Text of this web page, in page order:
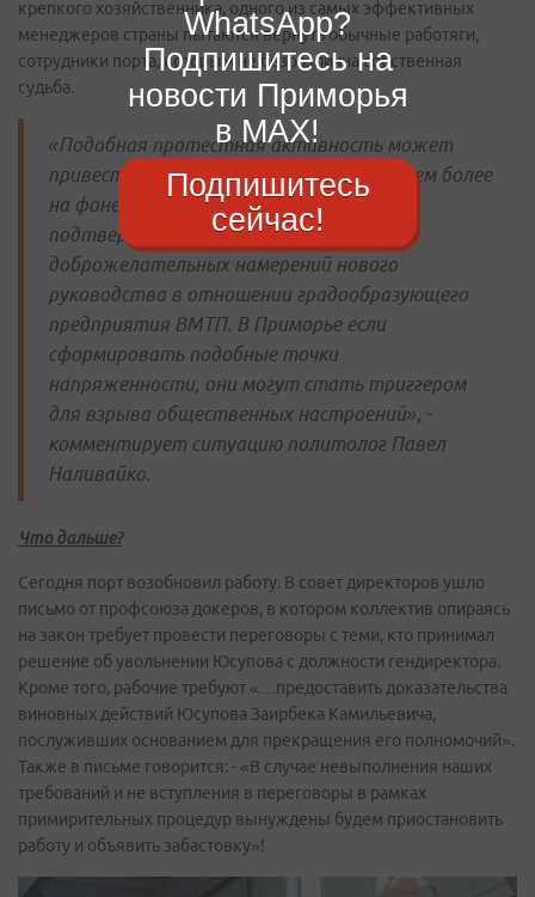
крепкого хозяйственника, одного из самых эффективных
менеджеров страны пытаются вернуть обычные работяги,
сотрудники порта, которым не безразлична собственная
судьба.
«Подобная протестная активность может
привести к коллапсу на предприятии, тем более
на фоне слухов, которые частично
подтверждаются в части не совсем
доброжелательных намерений нового
руководства в отношении градообразующего
предприятия ВМТП. В Приморье если
сформировать подобные точки
напряженности, они могут стать триггером
для взрыва общественных настроений», -
комментирует ситуацию политолог Павел
Наливайко.
Что дальше?
Сегодня порт возобновил работу. В совет директоров ушло
письмо от профсоюза докеров, в котором коллектив опираясь
на закон требует провести переговоры с теми, кто принимал
решение об увольнении Юсупова с должности гендиректора.
Кроме того, рабочие требуют «…предоставить доказательства
виновных действий Юсупова Заирбека Камильевича,
послуживших основанием для прекращения его полномочий».
Также в письме говорится: - «В случае невыполнения наших
требований и не вступления в переговоры в рамках
примирительных процедур вынуждены будем приостановить
работу и объявить забастовку»!
WhatsApp?
Подпишитесь на
новости Приморья
в MAX!
Подпишитесь
сейчас!